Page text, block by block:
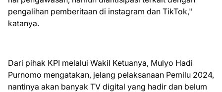
pengalihan pemberitaan di instagram dan TikTok,"
katanya.
Dari pihak KPI melalui Wakil Ketuanya, Mulyo Hadi
Purnomo mengatakan, jelang pelaksanaan Pemilu 2024,
nantinya akan banyak TV digital yang hadir dan belum